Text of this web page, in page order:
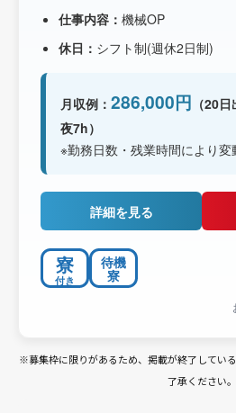
仕事内容： 機械OP
休日： シフト制(週休2日制)
月収例： 286,000円 （20
夜7h）
※勤務日数・残業時間により変
詳細を見る
寮
付き
待機
寮
※募集枠に限りがあるため、掲載が終了してい
了承ください。